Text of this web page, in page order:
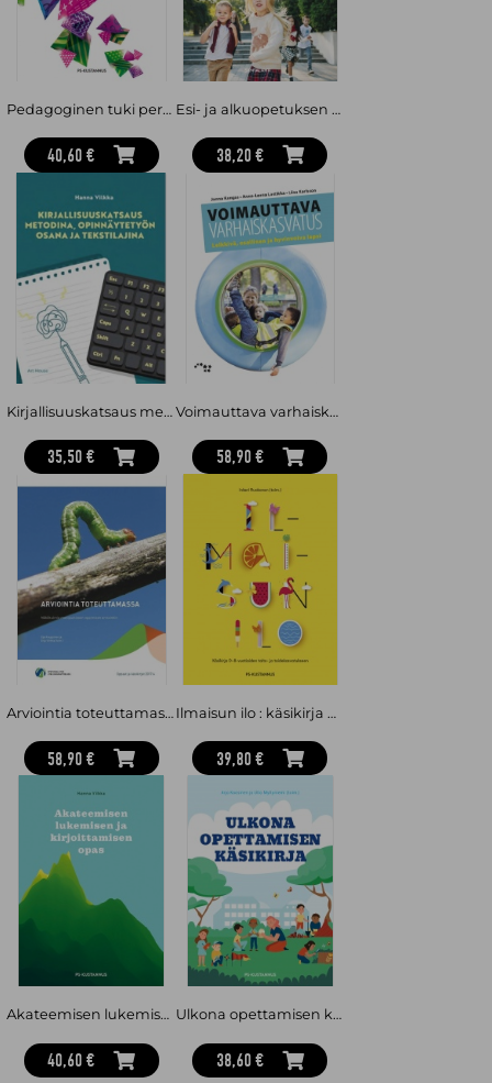
Pedagoginen tuki perusopetuksessa ja toisella asteella
40,60 €
Esi- ja alkuopetuksen käsikirja
38,20 €
Kirjallisuuskatsaus metodina, opinnäytetyön osana ja tekstilajina
35,50 €
Voimauttava varhaiskasvatus : Leikkivä, osallinen ja hyvinvoiva lapsi
58,90 €
Arviointia toteuttamassa : näkökulmia monipuoliseen oppimisen arviointiin
58,90 €
Ilmaisun ilo : käsikirja 0–8-vuotiaiden taito- ja taidekasvatukseen
39,80 €
Akateemisen lukemisen ja kirjoittamisen opas
40,60 €
Ulkona opettamisen käsikirja
38,60 €